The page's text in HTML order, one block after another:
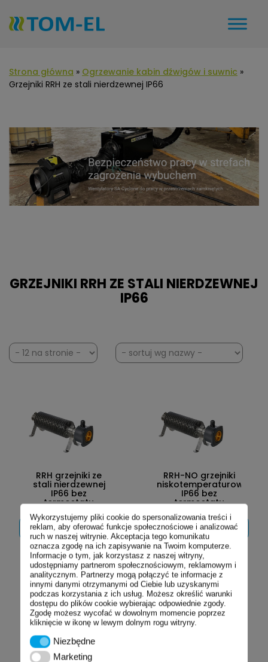
Wykorzystujemy pliki cookie do spersonalizowania treści i
reklam, aby oferować funkcje społecznościowe i analizować
ruch w naszej witrynie. Akceptacja tego komunikatu
oznacza zgodę na ich zapisywanie na Twoim komputerze.
Informacje o tym, jak korzystasz z naszej witryny,
udostępniamy partnerom społecznościowym, reklamowym i
analitycznym. Partnerzy mogą połączyć te informacje z
innymi danymi otrzymanymi od Ciebie lub uzyskanymi
podczas korzystania z ich usług. Możesz określić warunki
dostępu do plików cookie wybierając odpowiednie zgody.
Zgodę możesz wycofać w dowolnym momencie poprzez
kliknięcie w ikonę w lewym dolnym rogu witryny.
NiezbędneNiezbędne
MarketingMarketing
Strona główna » Ogrzewanie kabin dźwigów i suwnic »
Grzejniki RRH ze stali nierdzewnej IP66
GRZEJNIKI RRH ZE STALI NIERDZEWNEJ
IP66
RRH grzejniki ze
stali nierdzewnej
IP66 bez
termostatu
ZOBACZ
SZCZEGÓŁY
RRH-NO grzejniki
niskotemperaturowe
IP66 bez
termostatu
ZOBACZ
SZCZEGÓŁY